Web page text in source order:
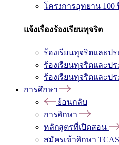
โครงการอุทยาน
แจ้งเรื่องร้องเรียนทุจริต
ร้องเรียนทุจริตและป
ร้องเรียนทุจริตและป
ร้องเรียนทุจริตและป
การศึกษา
ย้อนกลับ
การศึกษา
หลักสูตรที่เปิดสอน
สมัครเข้าศึกษา TCAS